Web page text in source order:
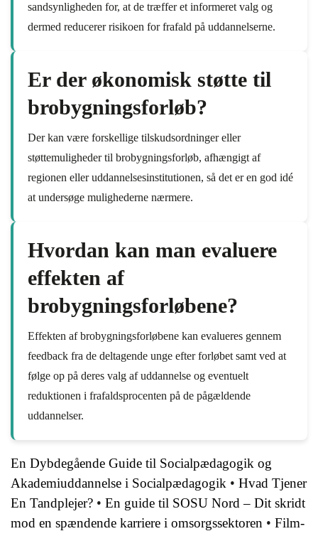
sandsynligheden for, at de træffer et informeret valg og
dermed reducerer risikoen for frafald på uddannelserne.
Er der økonomisk støtte til
brobygningsforløb?
Der kan være forskellige tilskudsordninger eller
støttemuligheder til brobygningsforløb, afhængigt af
regionen eller uddannelsesinstitutionen, så det er en god idé
at undersøge mulighederne nærmere.
Hvordan kan man evaluere
effekten af
brobygningsforløbene?
Effekten af brobygningsforløbene kan evalueres gennem
feedback fra de deltagende unge efter forløbet samt ved at
følge op på deres valg af uddannelse og eventuelt
reduktionen i frafaldsprocenten på de pågældende
uddannelser.
En Dybdegående Guide til Socialpædagogik og
Akademiuddannelse i Socialpædagogik • Hvad Tjener
En Tandplejer? • En guide til SOSU Nord – Dit skridt
mod en spændende karriere i omsorgssektoren • Film-